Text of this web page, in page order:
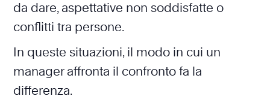
da dare, aspettative non soddisfatte o
conflitti tra persone.
In queste situazioni, il modo in cui un
manager affronta il confronto fa la
differenza.